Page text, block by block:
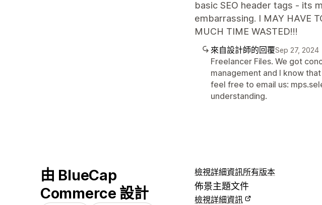
basic SEO header tags - its
embarrassing. I MAY HAVE
MUCH TIME WASTED!!!
來自設計師的回覆Sep 27, 2024
Freelancer Files. We got
management and I know
feel free to email us:
understanding.
由 BlueCap
Commerce 設計
檢視詳細資訊所有版本
佈景主題文件
檢視詳細資訊